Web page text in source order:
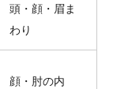
頭・顔・眉ま
わり
顔・肘の内